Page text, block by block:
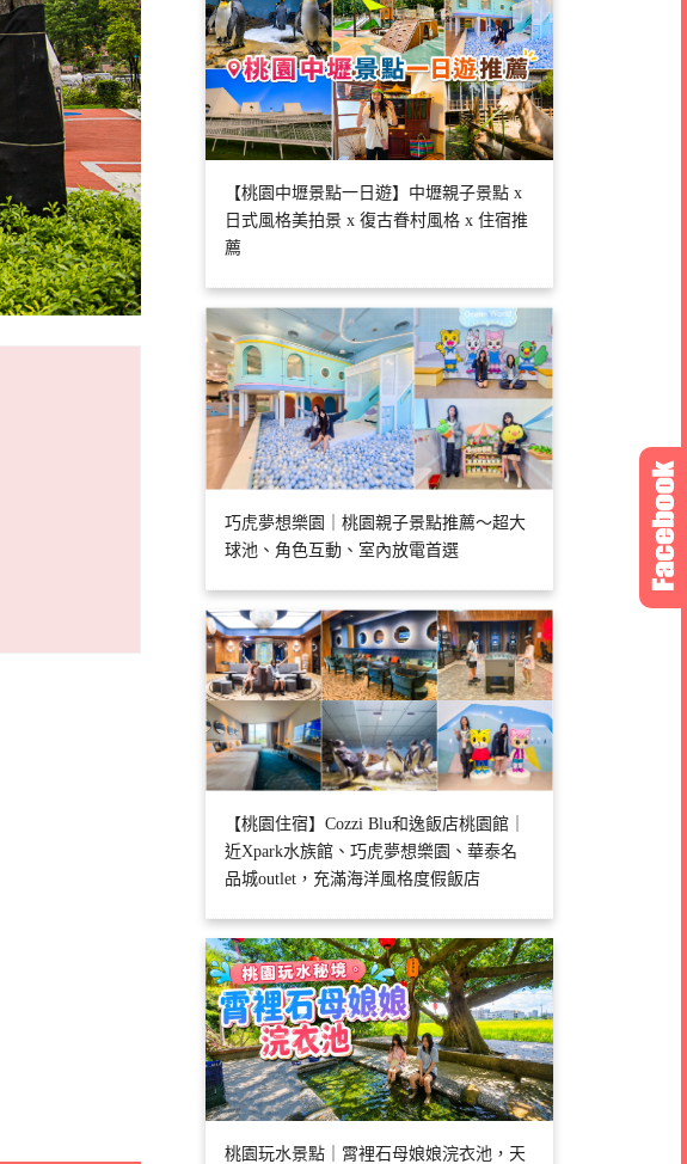
【桃園中壢景點一日遊】中壢親子景點 x
日式風格美拍景 x 復古眷村風格 x 住宿推
薦
巧虎夢想樂園｜桃園親子景點推薦～超大
球池、角色互動、室內放電首選
【桃園住宿】Cozzi Blu和逸飯店桃園館｜
近Xpark水族館、巧虎夢想樂園、華泰名
品城outlet，充滿海洋風格度假飯店
桃園玩水景點｜霄裡石母娘娘浣衣池，天